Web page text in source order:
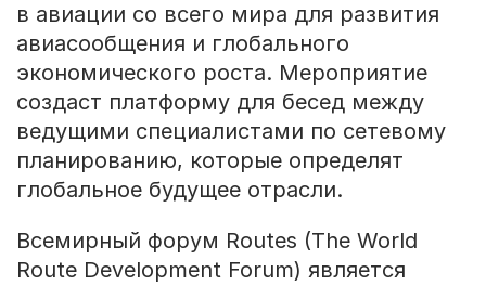
в авиации со всего мира для развития
авиасообщения и глобального
экономического роста. Мероприятие
создаст платформу для бесед между
ведущими специалистами по сетевому
планированию, которые определят
глобальное будущее отрасли.
Всемирный форум Routes (The World
Route Development Forum) является